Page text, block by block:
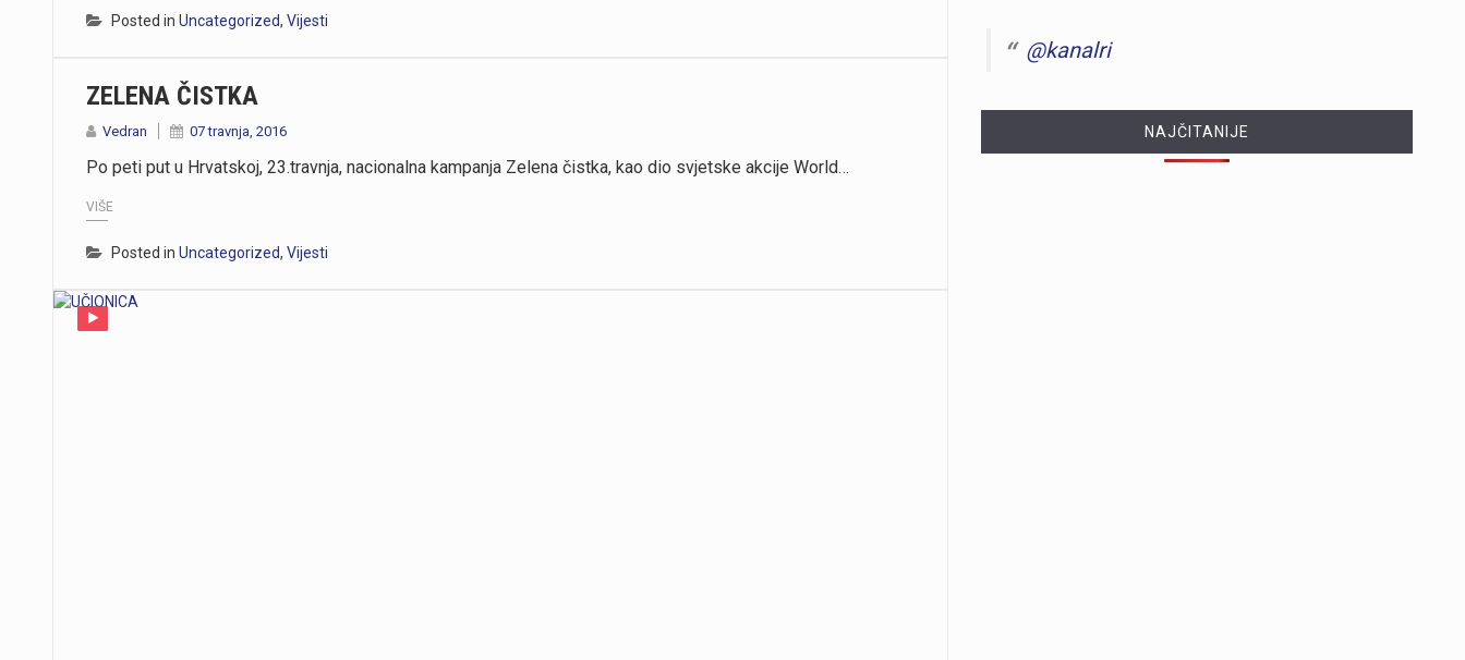
Posted in Uncategorized, Vijesti
ZELENA ČISTKA
Vedran 07 travnja, 2016
Po peti put u Hrvatskoj, 23.travnja, nacionalna kampanja Zelena čistka, kao dio svjetske akcije World…
VIŠE
Posted in Uncategorized, Vijesti
@kanalri
NAJČITANIJE